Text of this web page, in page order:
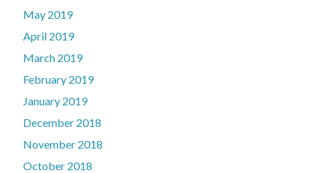
May 2019
April 2019
March 2019
February 2019
January 2019
December 2018
November 2018
October 2018